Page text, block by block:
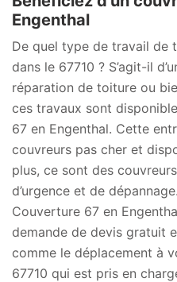
Engenthal
De quel type de travail de
dans le 67710 ? S’agit-il
réparation de toiture ou
ces travaux sont
67 en Engenthal. Cette
couvreurs pas cher et
plus, ce sont des
d’urgence et de
Couverture 67 en
demande de devis gratuit
comme le déplacement à
67710 qui est pris en